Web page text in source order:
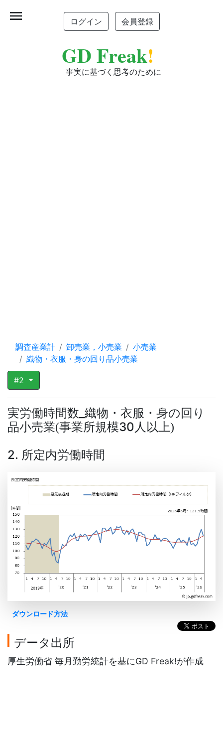
ログイン 会員登録
GD Freak!
事実に基づく思考のために
menu
調査産業計 卸売業，小売業
小売業
織物・衣服・身の回り品小売業
#2
実労働時間数_織物・衣服・身の回り
品小売業(事業所規模30人以上)
2. 所定内労働時間
ダウンロード方法
データ出所
厚生労働省 毎月勤労統計を基にGD Freak!が作成